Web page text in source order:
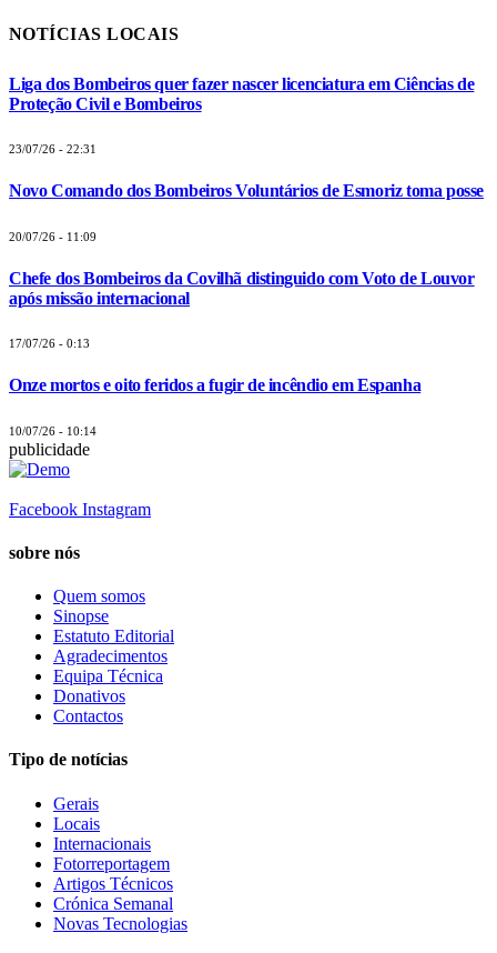
NOTÍCIAS LOCAIS
Liga dos Bombeiros quer fazer nascer licenciatura em Ciências de
Proteção Civil e Bombeiros
23/07/26 - 22:31
Novo Comando dos Bombeiros Voluntários de Esmoriz toma posse
20/07/26 - 11:09
Chefe dos Bombeiros da Covilhã distinguido com Voto de Louvor
após missão internacional
17/07/26 - 0:13
Onze mortos e oito feridos a fugir de incêndio em Espanha
10/07/26 - 10:14
publicidade
Facebook Instagram
sobre nós
Quem somos
Sinopse
Estatuto Editorial
Agradecimentos
Equipa Técnica
Donativos
Contactos
Tipo de notícias
Gerais
Locais
Internacionais
Fotorreportagem
Artigos Técnicos
Crónica Semanal
Novas Tecnologias